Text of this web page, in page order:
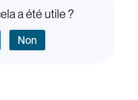
a été utile ?
Non